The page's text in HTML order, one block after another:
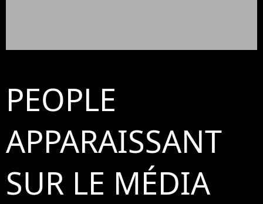
PEOPLE
APPARAISSANT
SUR LE MÉDIA